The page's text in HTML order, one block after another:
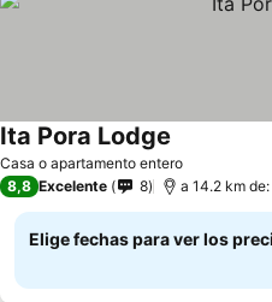
Casa o apartamento entero
Ita Pora Lodge
8,8 Excelente 8 a 14.2 km
Elige fechas para ver los